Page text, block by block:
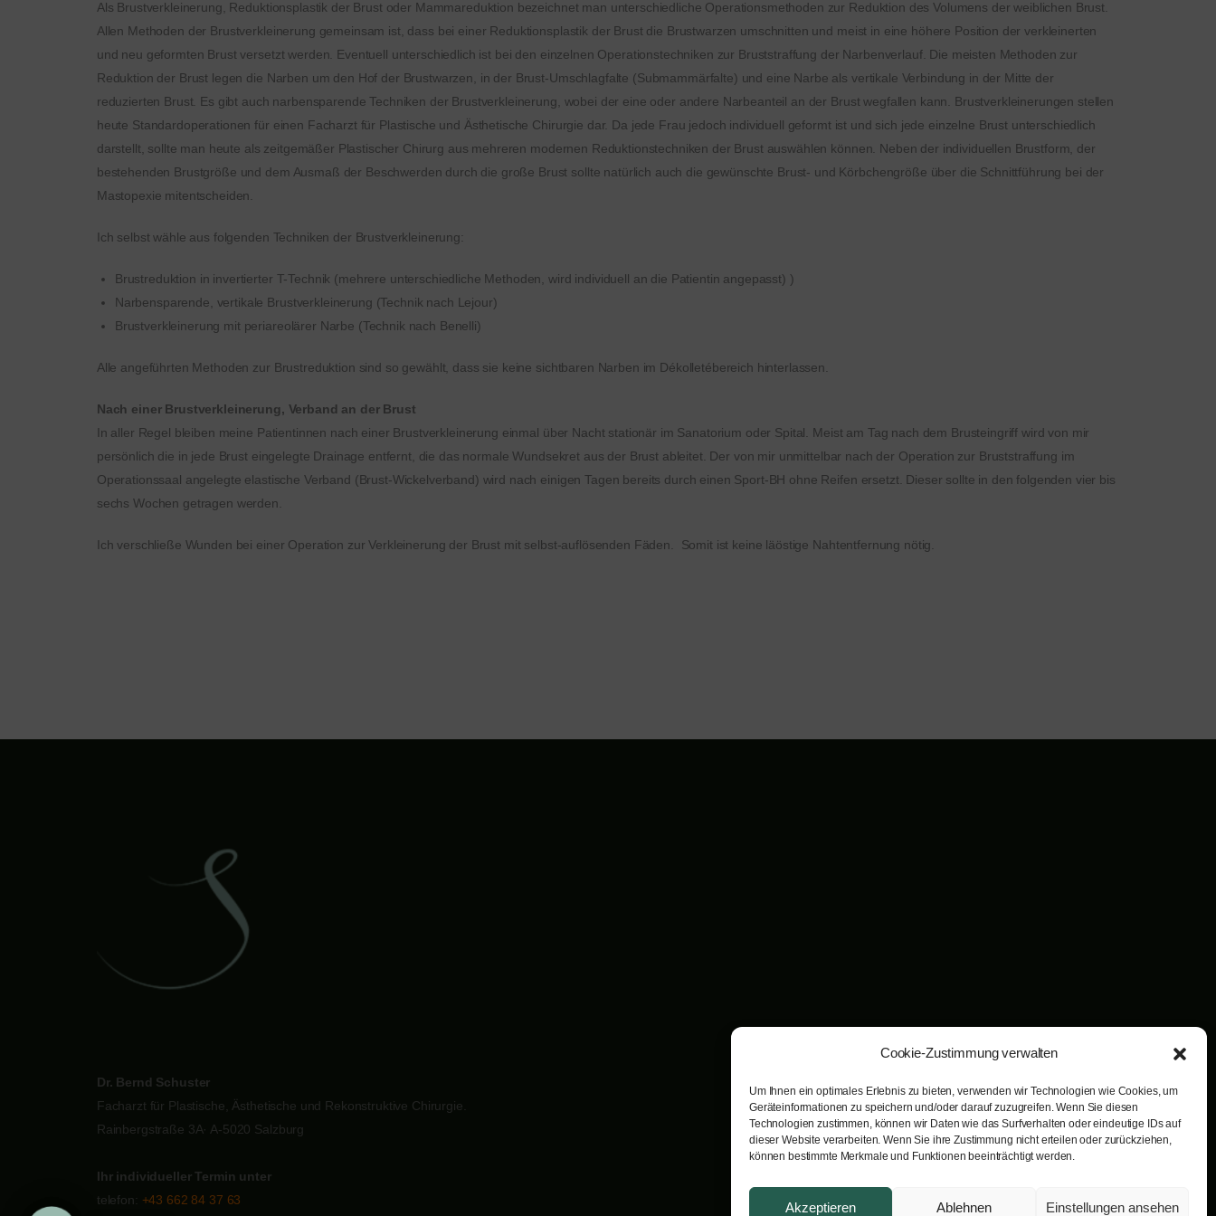
Cookie-Zustimmung verwalten
Um Ihnen ein optimales Erlebnis zu bieten, verwenden wir Technologien wie Cookies, um
Geräteinformationen zu speichern und/oder darauf zuzugreifen. Wenn Sie diesen
Technologien zustimmen, können wir Daten wie das Surfverhalten oder eindeutige IDs auf
dieser Website verarbeiten. Wenn Sie ihre Zustimmung nicht erteilen oder zurückziehen,
können bestimmte Merkmale und Funktionen beeinträchtigt werden.
Akzeptieren Ablehnen Einstellungen ansehen
Als Brustverkleinerung, Reduktionsplastik der Brust oder Mammareduktion bezeichnet man unterschiedliche Operationsmethoden zur Reduktion des Volumens der weiblichen Brust.
Allen Methoden der Brustverkleinerung gemeinsam ist, dass bei einer Reduktionsplastik der Brust die Brustwarzen umschnitten und meist in eine höhere Position der verkleinerten
und neu geformten Brust versetzt werden. Eventuell unterschiedlich ist bei den einzelnen Operationstechniken zur Bruststraffung der Narbenverlauf. Die meisten Methoden zur
Reduktion der Brust legen die Narben um den Hof der Brustwarzen, in der Brust-Umschlagfalte (Submammärfalte) und eine Narbe als vertikale Verbindung in der Mitte der
reduzierten Brust. Es gibt auch narbensparende Techniken der Brustverkleinerung, wobei der eine oder andere Narbeanteil an der Brust wegfallen kann. Brustverkleinerungen stellen
heute Standardoperationen für einen Facharzt für Plastische und Ästhetische Chirurgie dar. Da jede Frau jedoch individuell geformt ist und sich jede einzelne Brust unterschiedlich
darstellt, sollte man heute als zeitgemäßer Plastischer Chirurg aus mehreren modernen Reduktionstechniken der Brust auswählen können. Neben der individuellen Brustform, der
bestehenden Brustgröße und dem Ausmaß der Beschwerden durch die große Brust sollte natürlich auch die gewünschte Brust- und Körbchengröße über die Schnittführung bei der
Mastopexie mitentscheiden.
Ich selbst wähle aus folgenden Techniken der Brustverkleinerung:
Brustreduktion in invertierter T-Technik (mehrere unterschiedliche Methoden, wird individuell an die Patientin angepasst) )
Narbensparende, vertikale Brustverkleinerung (Technik nach Lejour)
Brustverkleinerung mit periareolärer Narbe (Technik nach Benelli)
Alle angeführten Methoden zur Brustreduktion sind so gewählt, dass sie keine sichtbaren Narben im Dékolletébereich hinterlassen.
Nach einer Brustverkleinerung, Verband an der Brust
In aller Regel bleiben meine Patientinnen nach einer Brustverkleinerung einmal über Nacht stationär im Sanatorium oder Spital. Meist am Tag nach dem Brusteingriff wird von mir
persönlich die in jede Brust eingelegte Drainage entfernt, die das normale Wundsekret aus der Brust ableitet. Der von mir unmittelbar nach der Operation zur Bruststraffung im
Operationssaal angelegte elastische Verband (Brust-Wickelverband) wird nach einigen Tagen bereits durch einen Sport-BH ohne Reifen ersetzt. Dieser sollte in den folgenden vier bis
sechs Wochen getragen werden.
Ich verschließe Wunden bei einer Operation zur Verkleinerung der Brust mit selbst-auflösenden Fäden. Somit ist keine läöstige Nahtentfernung nötig.
Dr. Bernd Schuster
Facharzt für Plastische, Ästhetische und Rekonstruktive Chirurgie.
Rainbergstraße 3A· A-5020 Salzburg
Ihr individueller Termin unter
telefon: +43 662 84 37 63